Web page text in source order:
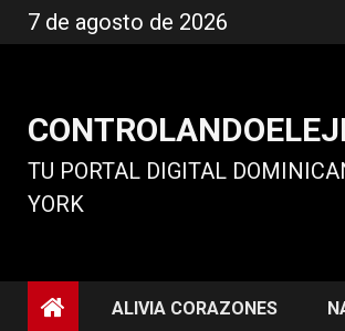
al
7 de agosto de 2026
TU PORTAL DIGITAL
YORK
ALIVIA CORAZONES